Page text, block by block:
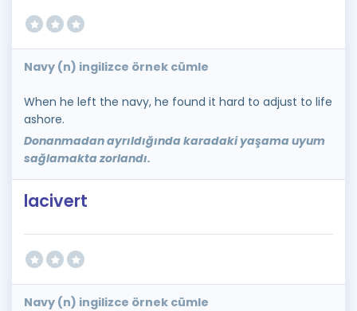
Navy (n) ingilizce örnek cümle
When he left the navy, he found it hard to adjust to life
ashore.
Donanmadan ayrıldığında karadaki yaşama uyum
sağlamakta zorlandı.
lacivert
Navy (n) ingilizce örnek cümle